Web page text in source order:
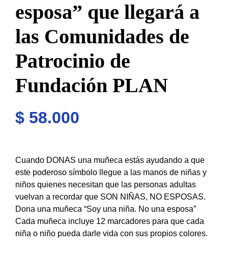
esposa” que llegará a
las Comunidades de
Patrocinio de
Fundación PLAN
$ 58.000
Cuando DONAS una muñeca estás ayudando a que
este poderoso símbolo llegue a las manos de niñas y
niños quienes necesitan que las personas adultas
vuelvan a recordar que SON NIÑAS, NO ESPOSAS.
Dona una muñeca “Soy una niña. No una esposa”
Cada muñeca incluye 12 marcadores para que cada
niña o niño pueda darle vida con sus propios colores.